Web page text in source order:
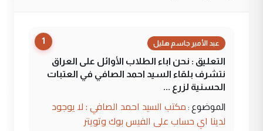
1 عبد الأمير جاسم هليل
التعليق : نحن اباء الطلاب الأوائل على العراق
نتشرف بلقاء السيد احمد الصافي في العتبات
الحسنية لزرع ...
الموضوع : مكتب السيد احمد الصافي : لا يوجود
لدينا اي حساب على الفيس بوك وتويتر